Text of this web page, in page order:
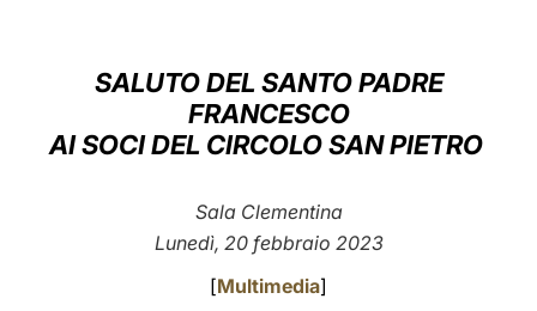
العربيّة
中文
SALUTO DEL SANTO PADRE
FRANCESCO
AI SOCI DEL CIRCOLO SAN PIETRO
Sala Clementina
Lunedì, 20 febbraio 2023
[Multimedia]